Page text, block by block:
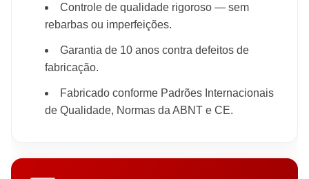
Controle de qualidade rigoroso — sem
rebarbas ou imperfeições.
Garantia de 10 anos contra defeitos de
fabricação.
Fabricado conforme Padrões Internacionais
de Qualidade, Normas da ABNT e CE.